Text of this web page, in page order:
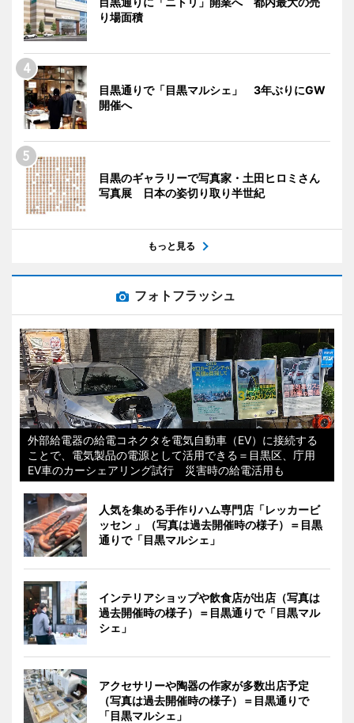
り場面積
目黒通りで「目黒マルシェ」 3年ぶりにGW
開催へ
目黒のギャラリーで写真家・土田ヒロミさん
写真展 日本の姿切り取り半世紀
もっと見る
フォトフラッシュ
外部給電器の給電コネクタを電気自動車（EV）に接続する
ことで、電気製品の電源として活用できる＝目黒区、庁用
EV車のカーシェアリング試行 災害時の給電活用も
人気を集める手作りハム専門店「レッカービ
ッセン 」（写真は過去開催時の様子）＝目黒
通りで「目黒マルシェ」
インテリアショップや飲食店が出店（写真は
過去開催時の様子）＝目黒通りで「目黒マル
シェ」
アクセサリーや陶器の作家が多数出店予定
（写真は過去開催時の様子）＝目黒通りで
「目黒マルシェ」